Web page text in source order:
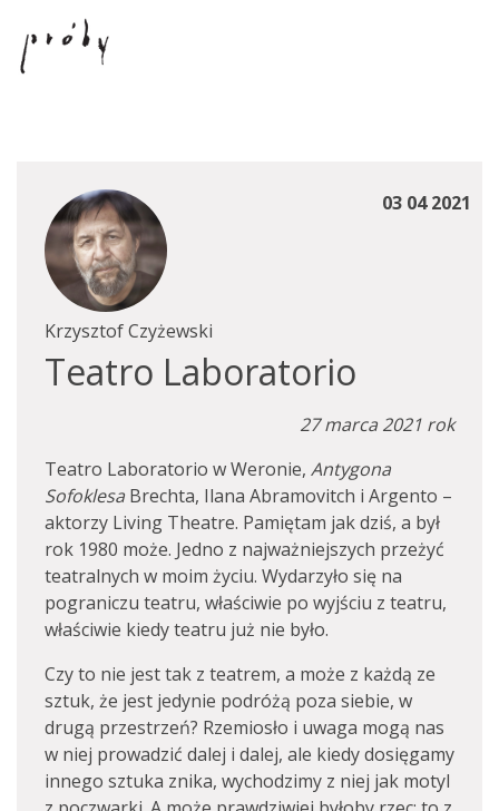
03 04 2021
Krzysztof Czyżewski
Teatro Laboratorio
27 marca 2021 rok
Teatro Laboratorio w Weronie, Antygona
Sofoklesa Brechta, Ilana Abramovitch i Argento –
aktorzy Living Theatre. Pamiętam jak dziś, a był
rok 1980 może. Jedno z najważniejszych przeżyć
teatralnych w moim życiu. Wydarzyło się na
pograniczu teatru, właściwie po wyjściu z teatru,
właściwie kiedy teatru już nie było.
Czy to nie jest tak z teatrem, a może z każdą ze
sztuk, że jest jedynie podróżą poza siebie, w
drugą przestrzeń? Rzemiosło i uwaga mogą nas
w niej prowadzić dalej i dalej, ale kiedy dosięgamy
innego sztuka znika, wychodzimy z niej jak motyl